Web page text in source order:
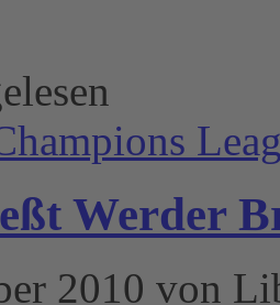
Werder
2010 von